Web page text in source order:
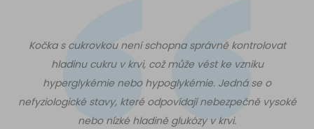
Kočka s cukrovkou není schopna správně kontrolovat
hladinu cukru v krvi, což může vést ke vzniku
hyperglykémie nebo hypoglykémie. Jedná se o
nefyziologické stavy, které odpovídají nebezpečně vysoké
nebo nízké hladině glukózy v krvi.